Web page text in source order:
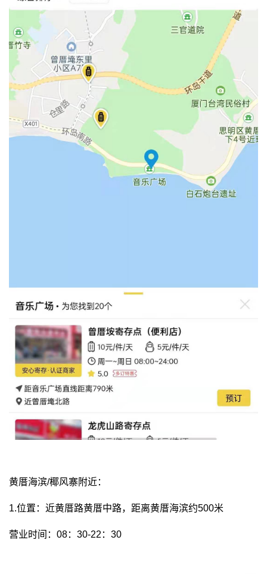
黄厝海滨/椰风寨附近：
1.位置：近黄厝路黄厝中路，距离黄厝海滨约500米
营业时间：08：30-22：30